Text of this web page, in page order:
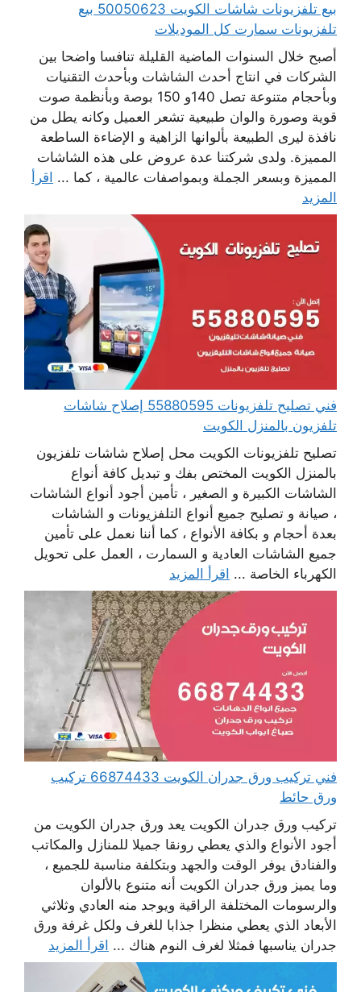
بيع تلفزيونات شاشات الكويت 50050623 بيع
تلفزيونات سمارت كل الموديلات
أصبح خلال السنوات الماضية القليلة تنافسا واضحا بين
الشركات في انتاج أحدث الشاشات وبأحدث التقنيات
وبأحجام متنوعة تصل 140و 150 بوصة وبأنظمة صوت
قوية وصورة والوان طبيعية تشعر العميل وكانه يطل من
نافذة ليرى الطبيعة بألوانها الزاهية و الإضاءة الساطعة
المميزة. ولدى شركتنا عدة عروض على هذه الشاشات
المميزة وبسعر الجملة وبمواصفات عالمية ، كما ... اقرأ
المزيد
فني تصليح تلفزيونات 55880595 إصلاح شاشات
تلفزيون بالمنزل الكويت
تصليح تلفزيونات الكويت محل إصلاح شاشات تلفزيون
بالمنزل الكويت المختص بفك و تبديل كافة أنواع
الشاشات الكبيرة و الصغير ، تأمين أجود أنواع الشاشات
، صيانة و تصليح جميع أنواع التلفزيونات و الشاشات
بعدة أحجام و بكافة الأنواع ، كما أننا نعمل على تأمين
جميع الشاشات العادية و السمارت ، العمل على تحويل
الكهرباء الخاصة ... اقرأ المزيد
فني تركيب ورق جدران الكويت 66874433 تركيب
ورق حائط
تركيب ورق جدران الكويت يعد ورق جدران الكويت من
أجود الأنواع والذي يعطي رونقا جميلا للمنازل والمكاتب
والفنادق يوفر الوقت والجهد وبتكلفة مناسبة للجميع ،
وما يميز ورق جدران الكويت أنه متنوع بالألوان
والرسومات المختلفة الراقية ويوجد منه العادي وثلاثي
الأبعاد الذي يعطي منظرا جذابا للغرف ولكل غرفة ورق
جدران يناسبها فمثلا لغرف النوم هناك ... اقرأ المزيد